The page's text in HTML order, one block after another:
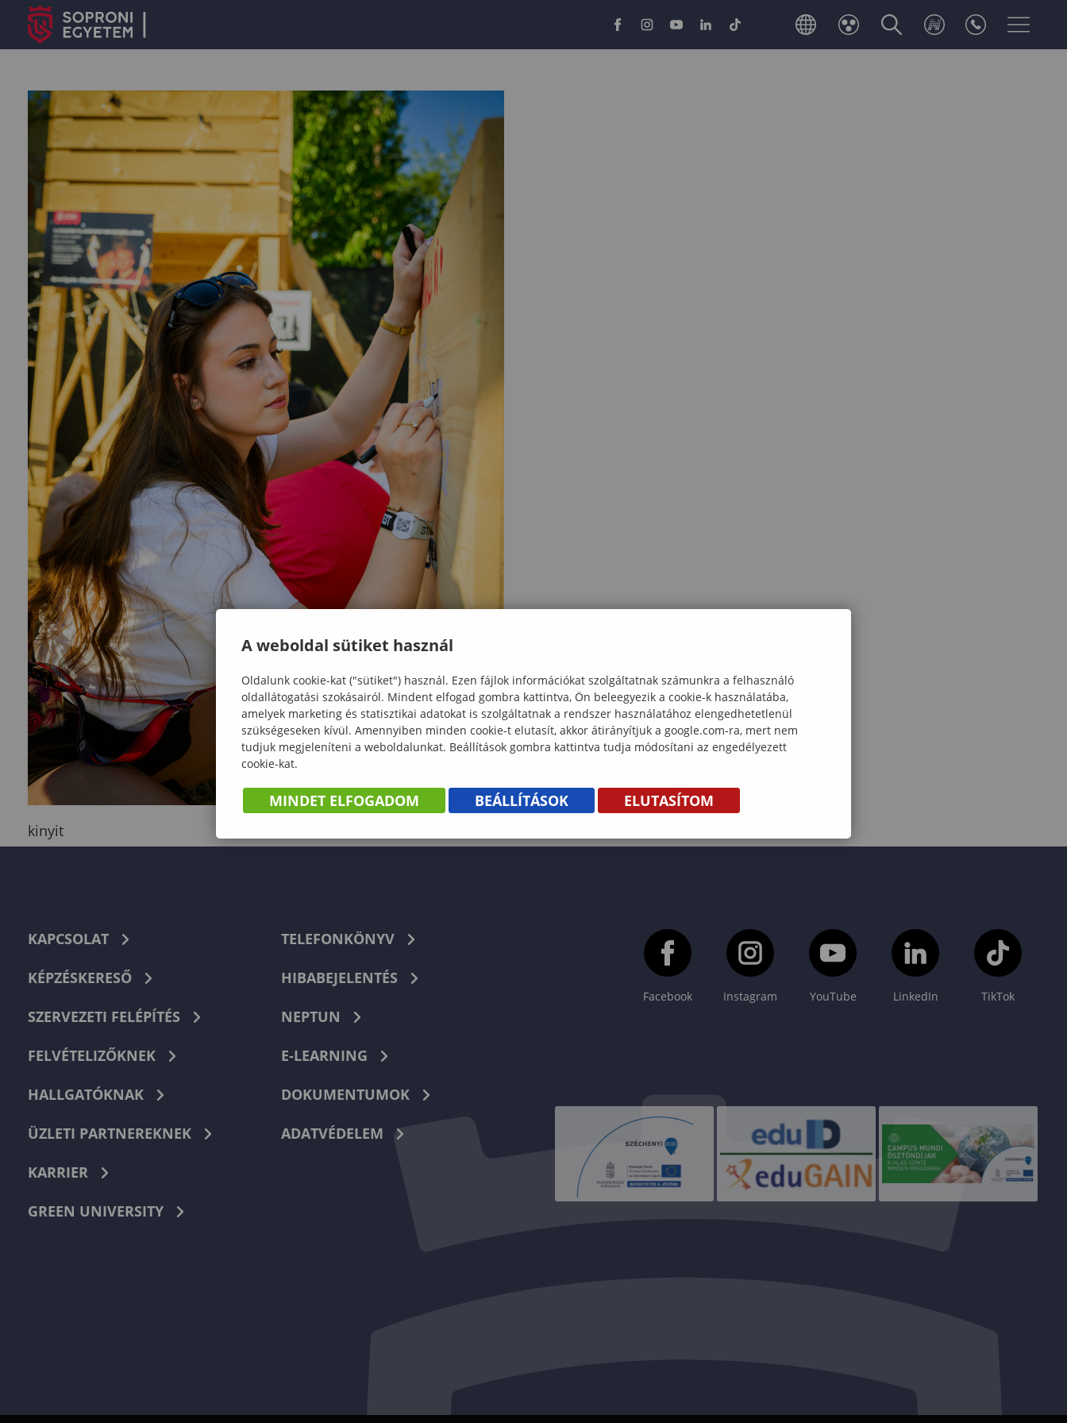
kinyit
KAPCSOLAT
KÉPZÉSKERESŐ
SZERVEZETI FELÉPÍTÉS
FELVÉTELIZŐKNEK
HALLGATÓKNAK
ÜZLETI PARTNEREKNEK
KARRIER
GREEN UNIVERSITY
TELEFONKÖNYV
HIBABEJELENTÉS
NEPTUN
E-LEARNING
DOKUMENTUMOK
ADATVÉDELEM
Facebook Instagram YouTube LinkedIn TikTok
A weboldal sütiket használ
Oldalunk cookie-kat ("sütiket") használ. Ezen fájlok információkat szolgáltatnak számunkra a felhasználó
oldallátogatási szokásairól. Mindent elfogad gombra kattintva, Ön beleegyezik a cookie-k használatába,
amelyek marketing és statisztikai adatokat is szolgáltatnak a rendszer használatához elengedhetetlenül
szükségeseken kívül. Amennyiben minden cookie-t elutasít, akkor átirányítjuk a google.com-ra, mert nem
tudjuk megjeleníteni a weboldalunkat. Beállítások gombra kattintva tudja módosítani az engedélyezett
cookie-kat.
MINDET ELFOGADOM BEÁLLÍTÁSOK ELUTASÍTOM